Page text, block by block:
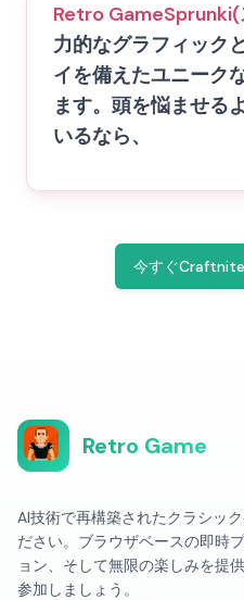
Retro Game
力的なグラフィック
イを備えたユニーク
ます。頭を悩ませる
いるなら、
今すぐ
Retro Game
AI技術で再構築されたクラシッ
ださい。ブラウザベースの即時
ョン、そして無限の楽しみを提
参加しましょう。